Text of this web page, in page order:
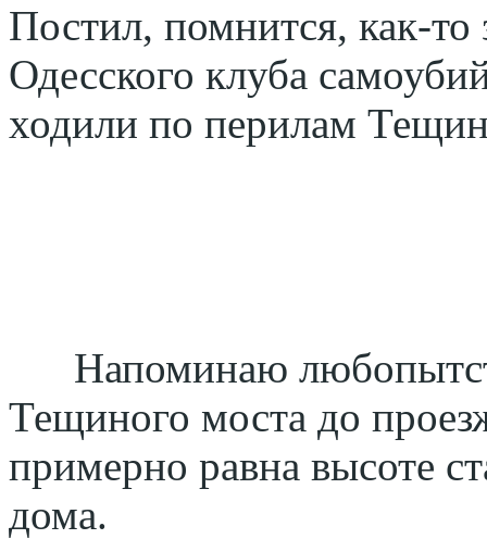
Постил, помнится, как-
Одесского клуба
ходили по перилам
Напоминаю
Тещиного моста до
примерно равна высоте
дома.